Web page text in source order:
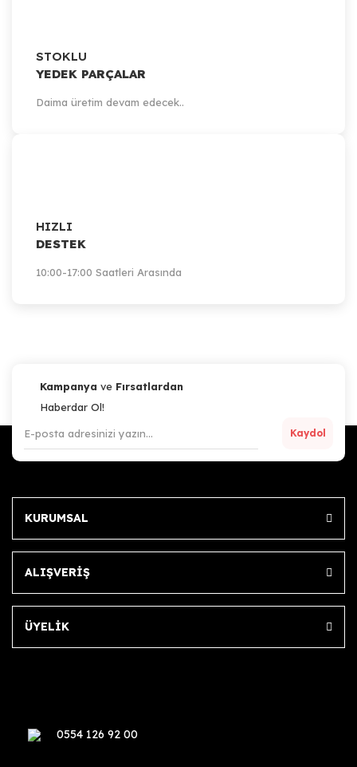
STOKLU
YEDEK PARÇALAR
Daima üretim devam edecek..
HIZLI
DESTEK
10:00-17:00 Saatleri Arasında
Kampanya ve Fırsatlardan
Haberdar Ol!
Kaydol
KURUMSAL
ALIŞVERİŞ
ÜYELİK
0554 126 92 00